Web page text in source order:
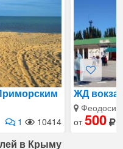
1
10414
ЖД
Феодосия,
от500
в Крыму